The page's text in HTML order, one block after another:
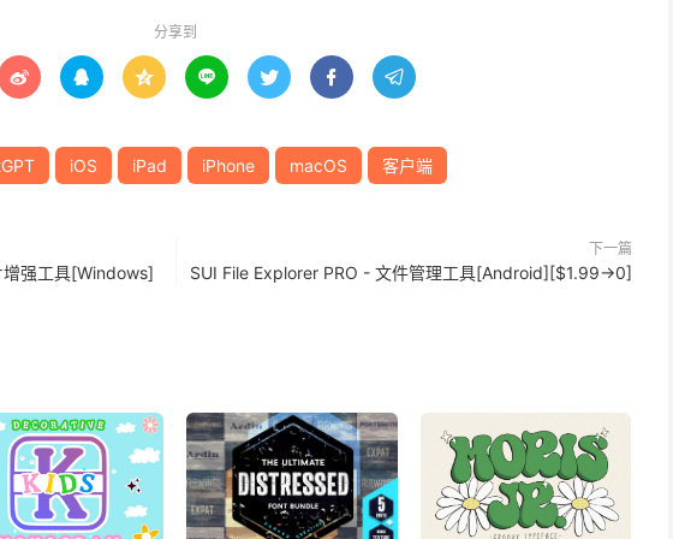
分享到
      
iOS iPad iPhone macOS 客户端
强工具[Windows]
下一篇
SUI File Explorer PRO - 文件管理工具[Android][$1.99→0]